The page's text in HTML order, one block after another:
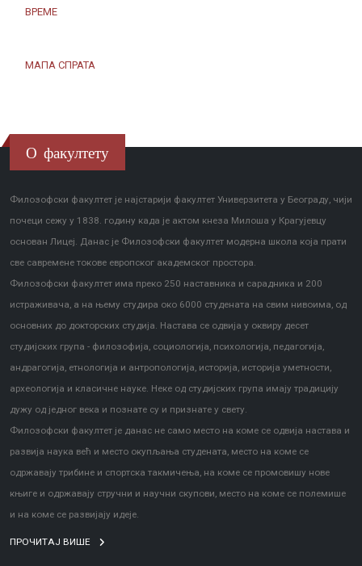
ВРЕМЕ
МАПА СПРАТА
О факултету
Филозофски факултет је најстарији факултет Универзитета у Београду, чији
почеци сежу у 1838. годину када је актом кнеза Милоша у Крагујевцу
основан Лицеј. Данас је Филозофски факултет модерна школа која прати
све савремене токове европског академског простора.
Филозофски факултет има преко 250 наставника и сарадника и 200
истраживача, а на њему студира око 6000 студената на свим нивоима, од
основних до докторских студија. Настава се одвија у оквиру десет
студијских група - филозофија, социологија, психологија, педагогија,
андрагогија, етнологија и антропологија, историја, историја уметности,
археологија и класичне науке. Неке од студијских група имају традицију
дужу од једног века и познате су и признате у свету.
Филозофски факултет је данас не само место на коме се одвија настава и
развија наука већ и место окупљања студената, место на коме се
одржавају трибине и спортска такмичења, на коме се промовишу нове
књиге и одржавају стручни и научни скупови, место на коме се полемише
и на коме се развијају идеје.
ПРОЧИТАЈ ВИШЕ